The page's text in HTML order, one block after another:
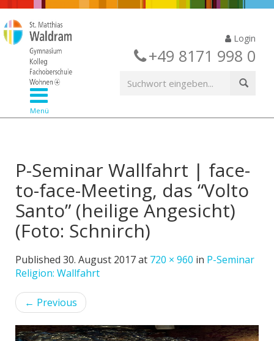
Login
+49 8171 998 0
Menü
P-Seminar Wallfahrt | face-
to-face-Meeting, das “Volto
Santo” (heilige Angesicht)
(Foto: Schnirch)
Published 30. August 2017at 720 × 960 in P-Seminar
Religion: Wallfahrt
← Previous